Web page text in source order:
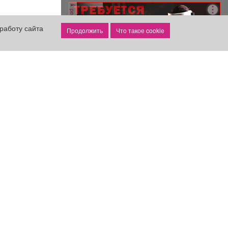
года его...
реклама
сайта
Что такое cookie